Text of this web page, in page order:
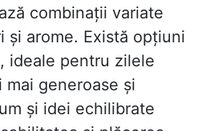
combinații variate
și arome. Există opțiuni
ideale pentru zilele
mai generoase și
și idei echilibrate